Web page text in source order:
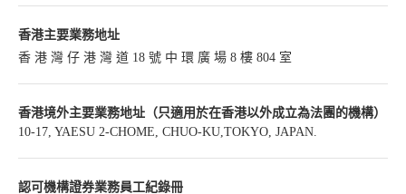
香港主要業務地址
香 港 灣 仔 港 灣 道 18 號 中 環 廣 場 8 樓 804 室
香港境外主要業務地址（只適用於在香港以外成立為法團的機構）
10-17, YAESU 2-CHOME, CHUO-KU,TOKYO, JAPAN.
認可機構證券業務員工紀錄冊